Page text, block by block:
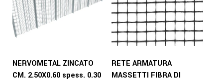
NERVOMETAL ZINCATO
CM. 2.50X0.60 spess. 0.30
RETE ARMATURA
MASSETTI FIBRA DI